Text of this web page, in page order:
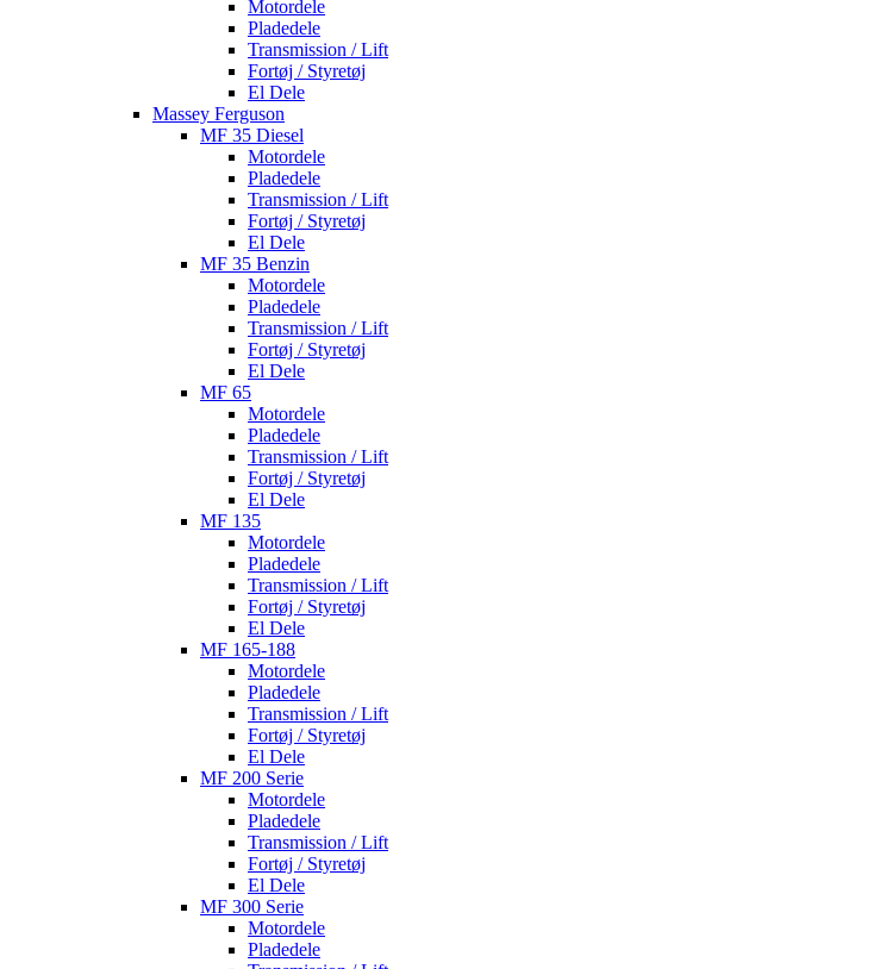
Motordele
Pladedele
Transmission / Lift
Fortøj / Styretøj
El Dele
Massey Ferguson
MF 35 Diesel
Motordele
Pladedele
Transmission / Lift
Fortøj / Styretøj
El Dele
MF 35 Benzin
Motordele
Pladedele
Transmission / Lift
Fortøj / Styretøj
El Dele
MF 65
Motordele
Pladedele
Transmission / Lift
Fortøj / Styretøj
El Dele
MF 135
Motordele
Pladedele
Transmission / Lift
Fortøj / Styretøj
El Dele
MF 165-188
Motordele
Pladedele
Transmission / Lift
Fortøj / Styretøj
El Dele
MF 200 Serie
Motordele
Pladedele
Transmission / Lift
Fortøj / Styretøj
El Dele
MF 300 Serie
Motordele
Pladedele